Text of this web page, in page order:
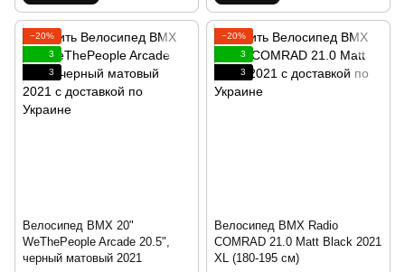
−20%
3
3
Велосипед BMX 20"
WeThePeople Arcade 20.5",
черный матовый 2021
−20%
3
3
Велосипед BMX Radio
COMRAD 21.0 Matt Black 2021
XL (180-195 см)